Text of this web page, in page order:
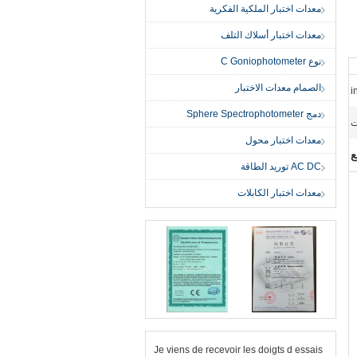
معدات اختبار الملكية الفكرية
معدات اختبار أسلاك التلف
نوع C Goniophotometer
الصمام معدات الاختبار
دمج Sphere Spectrophotometer
معدات اختبار محول
AC DC توريد الطاقة
معدات اختبار الكابلات
Je viens de recevoir les doigts d essais